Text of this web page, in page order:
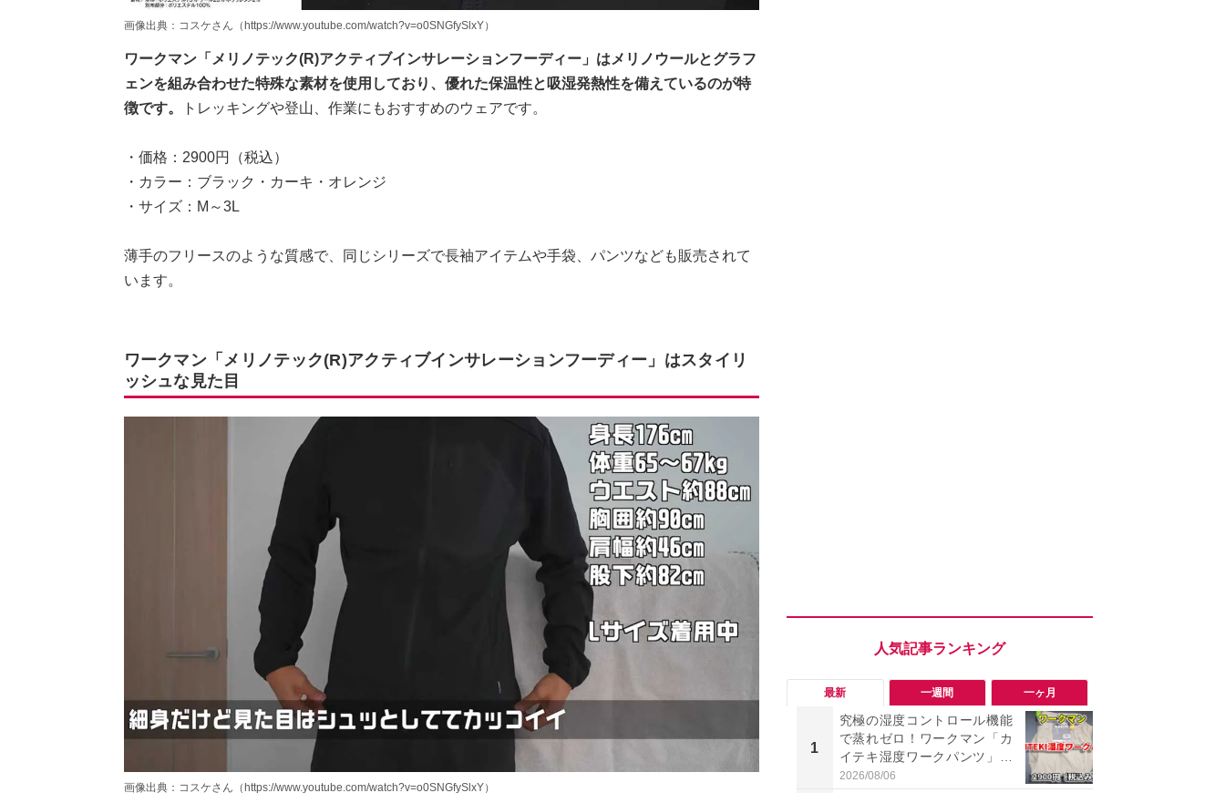
画像出典：コスケさん（https://www.youtube.com/watch?v=o0SNGfySlxY）
ワークマン「メリノテック(R)アクティブインサレーションフーディー」はメリノウールとグラフ
ェンを組み合わせた特殊な素材を使用しており、優れた保温性と吸湿発熱性を備えているのが特
徴です。
トレッキングや登山、作業にもおすすめのウェアです。
・価格：2900円（税込）
・カラー：ブラック・カーキ・オレンジ
・サイズ：M～3L
薄手のフリースのような質感で、同じシリーズで長袖アイテムや手袋、パンツなども販売されて
います。
ワークマン「メリノテック(R)アクティブインサレーションフーディー」はスタイリ
ッシュな見た目
画像出典：コスケさん（https://www.youtube.com/watch?v=o0SNGfySlxY）
最新 一週間 一ヶ月
1
究極の湿度コントロール機能
で蒸れゼロ！ワークマン「カ
イテキ湿度ワークパンツ」29
00円は秋まで快適に履ける
2026/08/06